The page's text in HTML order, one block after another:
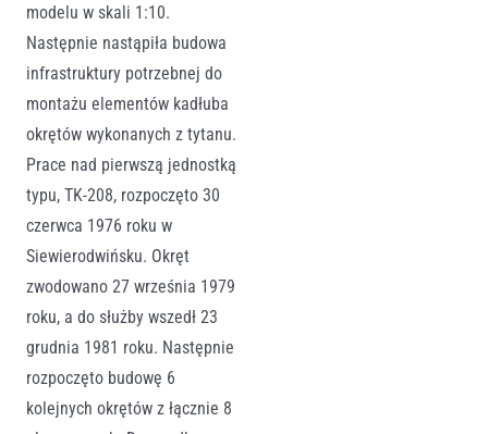
modelu w skali 1:10.
Następnie nastąpiła budowa
infrastruktury potrzebnej do
montażu elementów kadłuba
okrętów wykonanych z tytanu.
Prace nad pierwszą jednostką
typu, TK-208, rozpoczęto 30
czerwca 1976 roku w
Siewierodwińsku. Okręt
zwodowano 27 września 1979
roku, a do służby wszedł 23
grudnia 1981 roku. Następnie
rozpoczęto budowę 6
kolejnych okrętów z łącznie 8